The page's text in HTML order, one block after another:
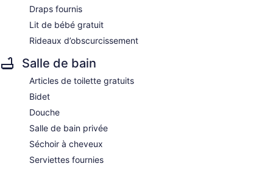
Draps fournis
Lit de bébé gratuit
Rideaux d’obscurcissement
Salle de bain
Articles de toilette gratuits
Bidet
Douche
Salle de bain privée
Séchoir à cheveux
Serviettes fournies